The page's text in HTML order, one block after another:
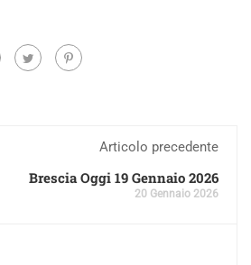
Articolo precedente
Brescia Oggi 19 Gennaio 2026
20 Gennaio 2026